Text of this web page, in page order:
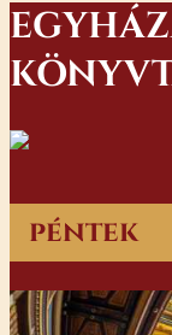
péntek